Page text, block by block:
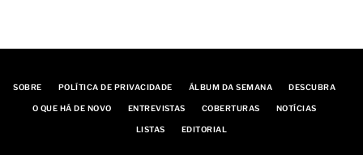
SOBRE POLÍTICA DE PRIVACIDADE ÁLBUM DA SEMANA DESCUBRA
O QUE HÁ DE NOVO ENTREVISTAS COBERTURAS NOTÍCIAS
LISTAS EDITORIAL